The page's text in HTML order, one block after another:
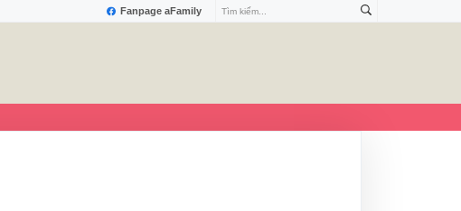
Fanpage aFamily